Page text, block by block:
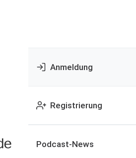
Anmeldung
Registrierung
Podcast-News